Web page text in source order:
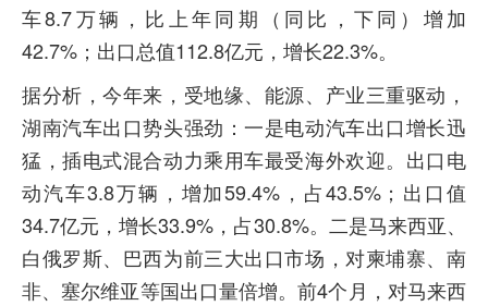
车8.7万辆，比上年同期（同比，下同）增加
42.7%；出口总值112.8亿元，增长22.3%。
据分析，今年来，受地缘、能源、产业三重驱动，
湖南汽车出口势头强劲：一是电动汽车出口增长迅
猛，插电式混合动力乘用车最受海外欢迎。出口电
动汽车3.8万辆，增加59.4%，占43.5%；出口值
34.7亿元，增长33.9%，占30.8%。二是马来西亚、
白俄罗斯、巴西为前三大出口市场，对柬埔寨、南
非、塞尔维亚等国出口量倍增。前4个月，对马来西